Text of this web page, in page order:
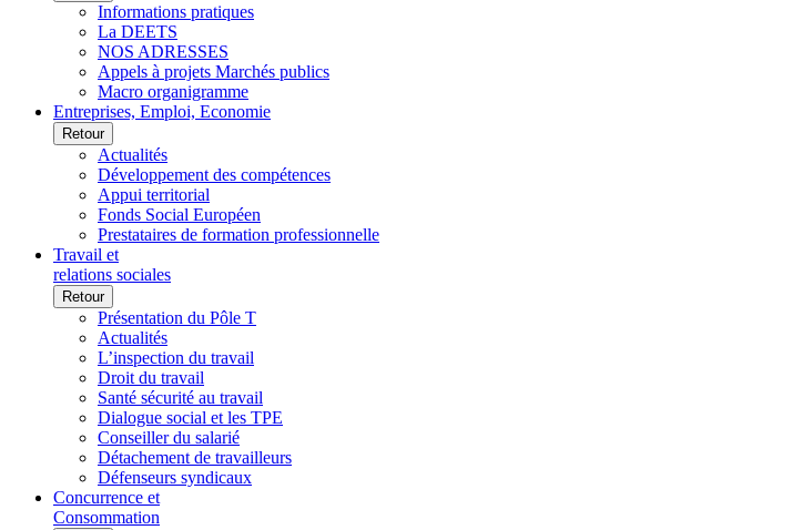
Informations pratiques
La DEETS
NOS ADRESSES
Appels à projets Marchés publics
Macro organigramme
Entreprises, Emploi, Economie
Retour
Actualités
Développement des compétences
Appui territorial
Fonds Social Européen
Prestataires de formation professionnelle
Travail et
relations sociales
Retour
Présentation du Pôle T
Actualités
L’inspection du travail
Droit du travail
Santé sécurité au travail
Dialogue social et les TPE
Conseiller du salarié
Détachement de travailleurs
Défenseurs syndicaux
Concurrence et
Consommation